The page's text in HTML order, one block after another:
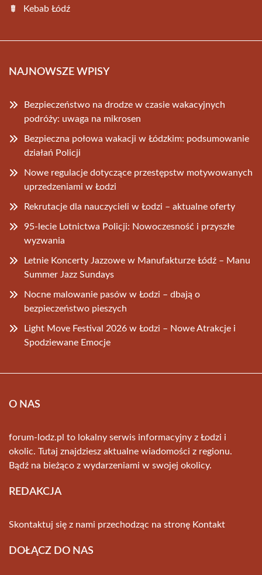
Kebab Łódź
NAJNOWSZE WPISY
Bezpieczeństwo na drodze w czasie wakacyjnych
podróży: uwaga na mikrosen
Bezpieczna połowa wakacji w Łódzkim: podsumowanie
działań Policji
Nowe regulacje dotyczące przestępstw motywowanych
uprzedzeniami w Łodzi
Rekrutacje dla nauczycieli w Łodzi – aktualne oferty
95-lecie Lotnictwa Policji: Nowoczesność i przyszłe
wyzwania
Letnie Koncerty Jazzowe w Manufakturze Łódź – Manu
Summer Jazz Sundays
Nocne malowanie pasów w Łodzi – dbają o
bezpieczeństwo pieszych
Light Move Festival 2026 w Łodzi – Nowe Atrakcje i
Spodziewane Emocje
O NAS
forum-lodz.pl to lokalny serwis informacyjny z Łodzi i
okolic. Tutaj znajdziesz aktualne wiadomości z regionu.
Bądź na bieżąco z wydarzeniami w swojej okolicy.
REDAKCJA
Skontaktuj się z nami przechodząc na stronę Kontakt
DOŁĄCZ DO NAS